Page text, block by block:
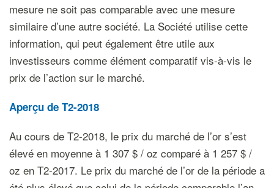
mesure ne soit pas comparable avec une mesure
similaire d’une autre société. La Société utilise cette
information, qui peut également être utile aux
investisseurs comme élément comparatif vis-à-vis le
prix de l’action sur le marché.
Aperçu de T2-2018
Au cours de T2-2018, le prix du marché de l’or s’est
élevé en moyenne à 1 307 $ / oz comparé à 1 257 $ /
oz en T2-2017. Le prix du marché de l’or de la période a